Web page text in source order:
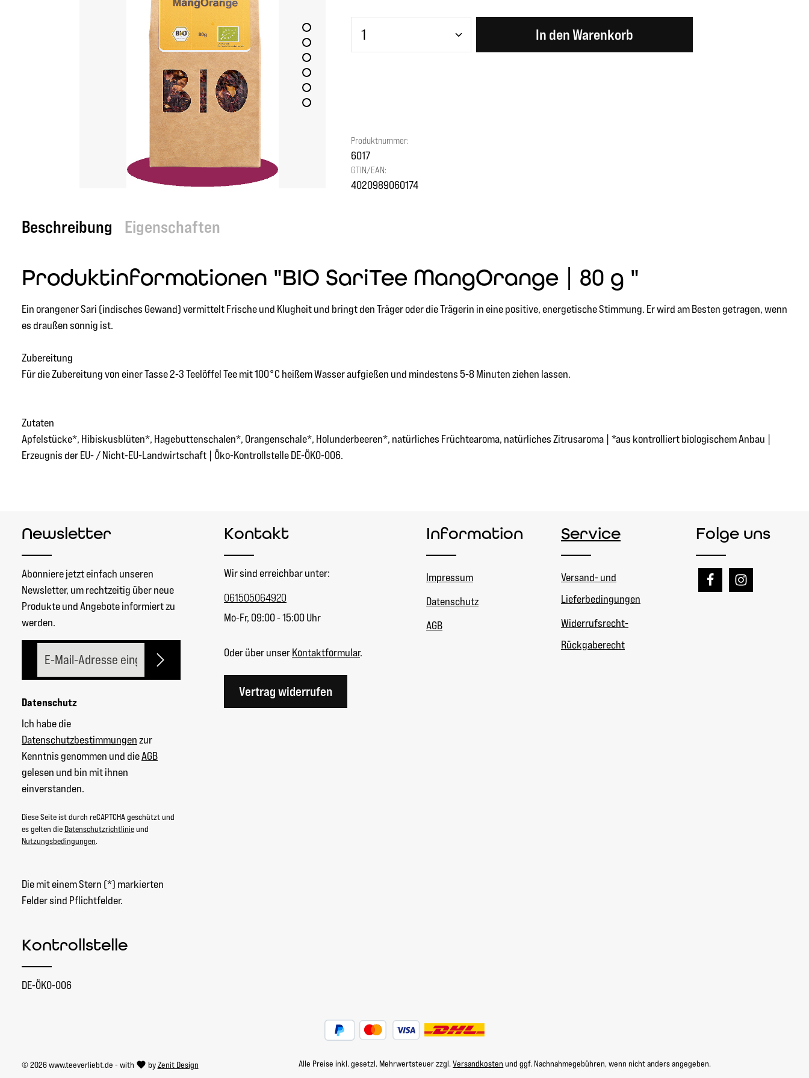
Produkt Anzahl: Gib den gewünschten Wert ein oder benutze die Schaltflächen
In den Warenkorb
Produktnummer:
6017
GTIN/EAN:
4020989060174
Beschreibung Eigenschaften
Produktinformationen "BIO SariTee MangOrange | 80 g "
Ein orangener Sari (indisches Gewand) vermittelt Frische und Klugheit und bringt den Träger oder die Trägerin in eine positive, energetische Stimmung. Er wird am Besten getragen, wenn
es draußen sonnig ist.
Zubereitung
Für die Zubereitung von einer Tasse 2-3 Teelöffel Tee mit 100°C heißem Wasser aufgießen und mindestens 5-8 Minuten ziehen lassen.
Zutaten
Apfelstücke*, Hibiskusblüten*, Hagebuttenschalen*, Orangenschale*, Holunderbeeren*, natürliches Früchtearoma, natürliches Zitrusaroma | *aus kontrolliert biologischem Anbau |
Erzeugnis der EU- / Nicht-EU-Landwirtschaft | Öko-Kontrollstelle DE-ÖKO-006.
Newsletter
Abonniere jetzt einfach unseren
Newsletter, um rechtzeitig über neue
Produkte und Angebote informiert zu
werden.
Datenschutz
Ich habe die
Datenschutzbestimmungenzur
Kenntnis genommen und dieAGB
gelesen und bin mit ihnen
einverstanden.
Diese Seite ist durch reCAPTCHA geschützt und
es gelten die Datenschutzrichtlinieund
Nutzungsbedingungen.
Die mit einem Stern (*) markierten
Felder sind Pflichtfelder.
Kontakt
Wir sind erreichbar unter:
061505064920
Mo-Fr, 09:00 - 15:00 Uhr
Oder über unserKontaktformular.
Vertrag widerrufen
Information
Impressum
Datenschutz
AGB
Service
Versand- und
Lieferbedingungen
Widerrufsrecht-
Rückgaberecht
Folge uns
Kontrollstelle
DE-ÖKO-006
© 2026 www.teeverliebt.de - with byZenit Design Alle Preise inkl. gesetzl. Mehrwertsteuer zzgl.Versandkosten und ggf. Nachnahmegebühren, wenn nicht anders angegeben.